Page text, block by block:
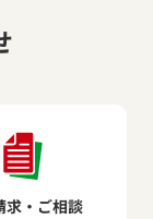
求・ご相談